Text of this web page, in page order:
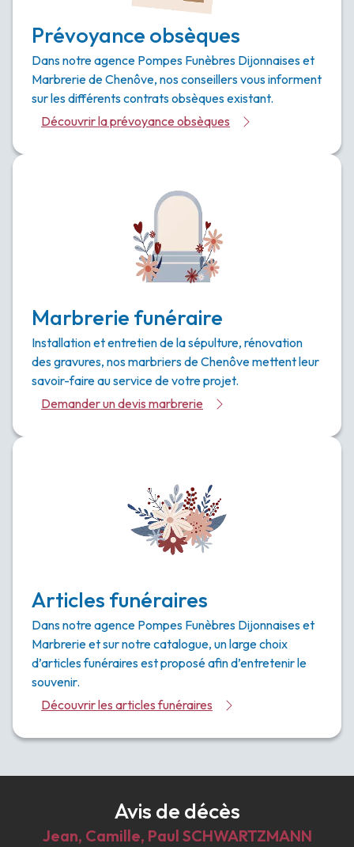
Prévoyance obsèques
Dans notre agence Pompes Funèbres Dijonnaises et
Marbrerie de Chenôve, nos conseillers vous informent
sur les différents contrats obsèques existant.
Découvrir la prévoyance obsèques
Marbrerie funéraire
Installation et entretien de la sépulture, rénovation
des gravures, nos marbriers de Chenôve mettent leur
savoir-faire au service de votre projet.
Demander un devis marbrerie
Articles funéraires
Dans notre agence Pompes Funèbres Dijonnaises et
Marbrerie et sur notre catalogue, un large choix
d’articles funéraires est proposé afin d’entretenir le
souvenir.
Découvrir les articles funéraires
Avis de décès
Jean, Camille, Paul SCHWARTZMANN